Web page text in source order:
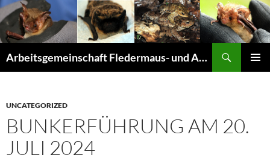
Arbeitsgemeinschaft Fledermaus- und Amphibienschutz Seligenstadt und Mainhausen
UNCATEGORIZED
BUNKERFÜHRUNG AM 20.
JULI 2024